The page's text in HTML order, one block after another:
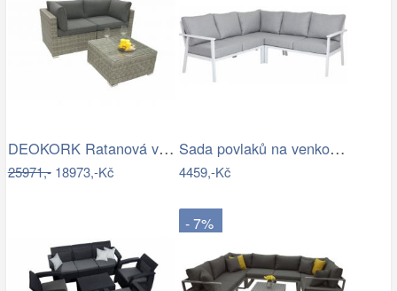
DEOKORK Ratanová variabilní sestava…
25971,-18973,-Kč
Sada povlaků na venkovní polštáře…
4459,-Kč
- 7%